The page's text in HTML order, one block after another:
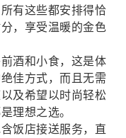
有这些都安排得恰
，享受温暖的金色
酒和小食，这是体
佳方式，而且无需
及希望以时尚轻松
理想之选。
饭店接送服务，直